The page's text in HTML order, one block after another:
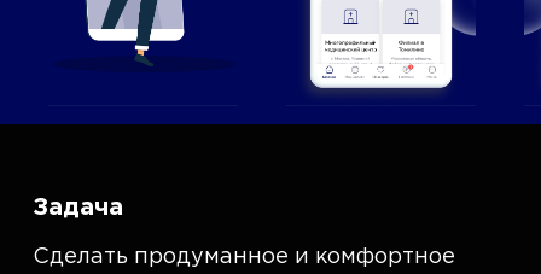
Задача
Сделать продуманное и комфортное